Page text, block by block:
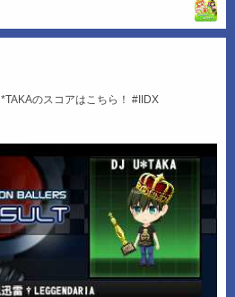
のスコアはこちら！ #IIDX